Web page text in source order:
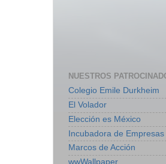
NUESTROS
Colegio Emile Durkheim
El Volador
Elección es México
Incubadora de Empresas
Marcos de Acción
wwWallpaper